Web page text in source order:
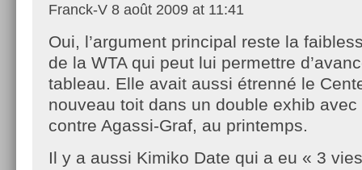
Franck-V 8 août 2009 at 11:41
Oui, l’argument principal reste la
de la WTA qui peut lui permettre
tableau. Elle avait aussi étrenné le
nouveau toit dans un double exhib avec
contre Agassi-Graf, au printemps.
Il y a aussi Kimiko Date qui a eu « 3